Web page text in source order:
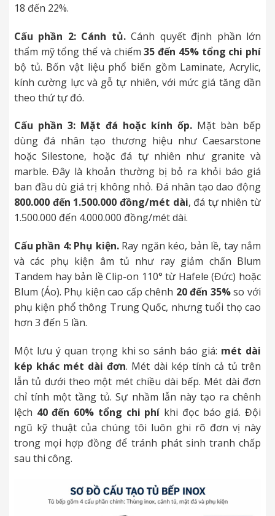
18 đến 22%.
Cấu phần 2: Cánh tủ.Cánh quyết định phần lớn
thẩm mỹ tổng thể và chiếm35 đến 45% tổng chi phí
bộ tủ. Bốn vật liệu phổ biến gồm Laminate, Acrylic,
kính cường lực và gỗ tự nhiên, với mức giá tăng dần
theo thứ tự đó.
Cấu phần 3: Mặt đá hoặc kính ốp. Mặt bàn bếp
dùng đá nhân tạo thương hiệu như Caesarstone
hoặc Silestone, hoặc đá tự nhiên như granite và
marble. Đây là khoản thường bị bỏ ra khỏi báo giá
ban đầu dù giá trị không nhỏ. Đá nhân tạo dao động
800.000 đến 1.500.000 đồng/mét dài, đá tự nhiên từ
1.500.000 đến 4.000.000 đồng/mét dài.
Cấu phần 4: Phụ kiện.Ray ngăn kéo, bản lề, tay nắm
và các phụ kiện âm tủ như ray giảm chấn Blum
Tandem hay bản lề Clip-on 110° từ Hafele (Đức) hoặc
Blum (Áo). Phụ kiện cao cấp chênh 20 đến 35%so với
phụ kiện phổ thông Trung Quốc, nhưng tuổi thọ cao
hơn 3 đến 5 lần.
Một lưu ý quan trọng khi so sánh báo giá: mét dài
kép khác mét dài đơn. Mét dài kép tính cả tủ trên
lẫn tủ dưới theo một mét chiều dài bếp. Mét dài đơn
chỉ tính một tầng tủ. Sự nhầm lẫn này tạo ra chênh
lệch 40 đến 60% tổng chi phí khi đọc báo giá. Đội
ngũ kỹ thuật của chúng tôi luôn ghi rõ đơn vị này
trong mọi hợp đồng để tránh phát sinh tranh chấp
sau thi công.